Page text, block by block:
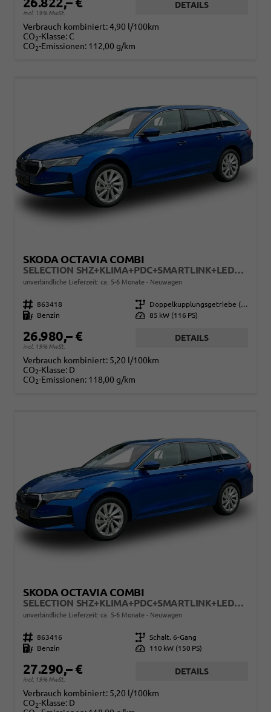
incl. 19% MwSt.
DETAILS
Verbrauch kombiniert:4,90 l/100km
CO2-Klasse: C
CO2-Emissionen: 112,00 g/km
SKODA OCTAVIA COMBI
SELECTION SHZ+KLIMA+PDC+SMARTLINK+LED+16" ALU
unverbindliche Lieferzeit: ca. 5-6 Monate Neuwagen
Fahrzeugnr. 863418 Getriebe
Doppelkupplungsgetriebe (DSG)
Kraftstoff
Benzin Leistung 85 kW (116 PS)
26.980,– €
incl. 19% MwSt.
DETAILS
Verbrauch kombiniert: 5,20 l/100km
CO2-Klasse: D
CO2-Emissionen: 118,00 g/km
SKODA OCTAVIA COMBI
SELECTION SHZ+KLIMA+PDC+SMARTLINK+LED+16" ALU
unverbindliche Lieferzeit: ca. 5-6 Monate Neuwagen
Fahrzeugnr. 863416 Getriebe Schalt. 6-Gang
Kraftstoff
Benzin Leistung 110 kW (150 PS)
27.290,– €
incl. 19% MwSt.
DETAILS
Verbrauch kombiniert: 5,20 l/100km
CO2-Klasse: D